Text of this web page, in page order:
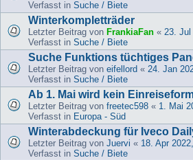
Verfasst in Suche / Biete
Winterkompletträder
Letzter Beitrag von FrankiaFan « 23. Jul
Verfasst in Suche / Biete
Suche Funktions tüchtiges
Letzter Beitrag von eifellord « 24. Jan
Verfasst in Suche / Biete
Ab 1. Mai wird kein
Letzter Beitrag von freetec598 « 1. Mai
Verfasst in Europa - Süd
Winterabdeckung für Iveco
Letzter Beitrag von Juervi « 18. Apr
Verfasst in Suche / Biete